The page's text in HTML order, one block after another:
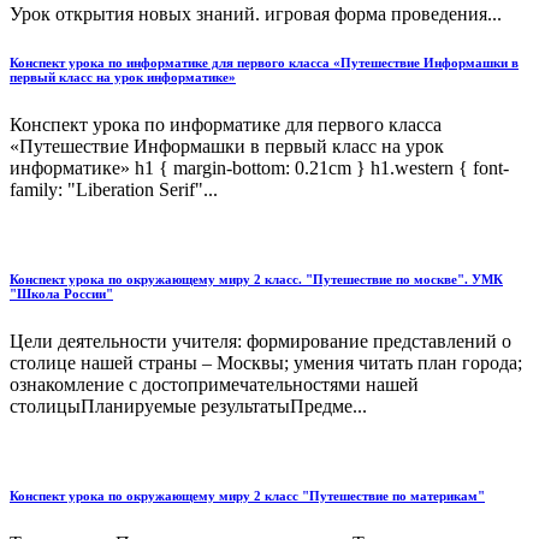
Урок открытия новых знаний. игровая форма проведения...
Конспект урока по информатике для первого класса «Путешествие Информашки в
первый класс на урок информатике»
Конспект урока по информатике для первого класса
«Путешествие Информашки в первый класс на урок
информатике» h1 { margin-bottom: 0.21cm } h1.western { font-
family: "Liberation Serif"...
Конспект урока по окружающему миру 2 класс. "Путешествие по москве". УМК
"Школа России"
Цели деятельности учителя: формирование представлений о
столице нашей страны – Москвы; умения читать план города;
ознакомление с достопримечательностями нашей
столицыПланируемые результатыПредме...
Конспект урока по окружающему миру 2 класс "Путешествие по материкам"